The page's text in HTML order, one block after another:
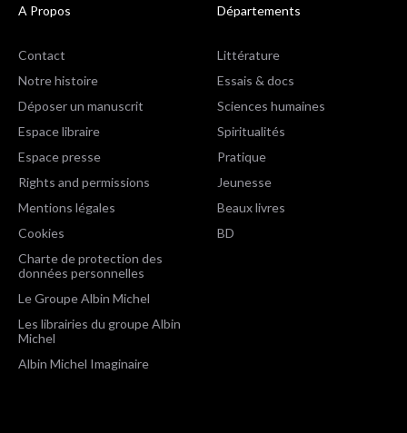
A Propos
Contact
Notre histoire
Déposer un manuscrit
Espace libraire
Espace presse
Rights and permissions
Mentions légales
Cookies
Charte de protection des
données personnelles
Le Groupe Albin Michel
Les librairies du groupe Albin
Michel
Albin Michel Imaginaire
Départements
Littérature
Essais & docs
Sciences humaines
Spiritualités
Pratique
Jeunesse
Beaux livres
BD